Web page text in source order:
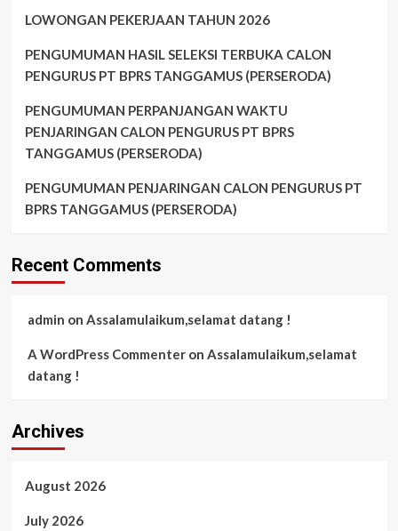
LOWONGAN PEKERJAAN TAHUN 2026
PENGUMUMAN HASIL SELEKSI TERBUKA CALON
PENGURUS PT BPRS TANGGAMUS (PERSERODA)
PENGUMUMAN PERPANJANGAN WAKTU
PENJARINGAN CALON PENGURUS PT BPRS
TANGGAMUS (PERSERODA)
PENGUMUMAN PENJARINGAN CALON PENGURUS PT
BPRS TANGGAMUS (PERSERODA)
Recent Comments
admin on Assalamulaikum,selamat datang !
A WordPress Commenteron Assalamulaikum,selamat
datang !
Archives
August 2026
July 2026